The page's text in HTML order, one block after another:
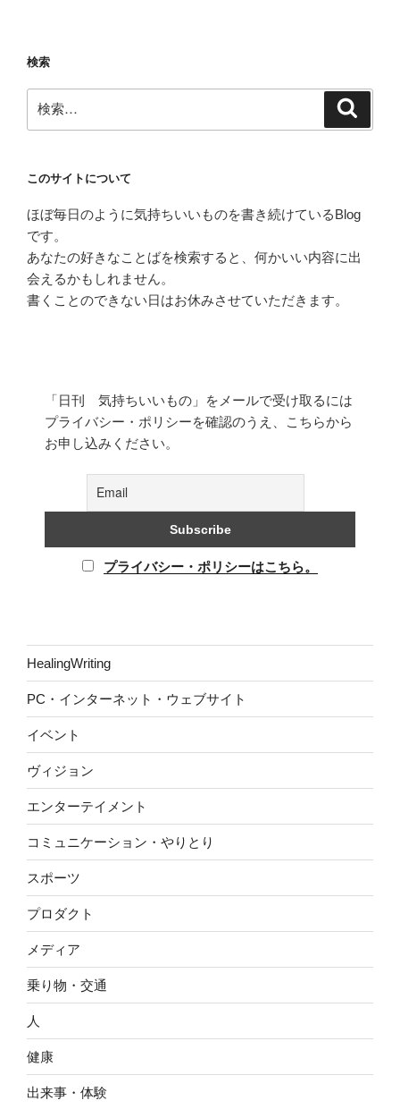
検索
索:
このサイトについて
ほぼ毎日のように気持ちいいものを書き続けているBlog
です。
あなたの好きなことばを検索すると、何かいい内容に出
会えるかもしれません。
書くことのできない日はお休みさせていただきます。
「日刊 気持ちいいもの」をメールで受け取るには
プライバシー・ポリシーを確認のうえ、こちらから
お申し込みください。
プライバシー・ポリシーはこちら。
HealingWriting
PC・インターネット・ウェブサイト
イベント
ヴィジョン
エンターテイメント
コミュニケーション・やりとり
スポーツ
プロダクト
メディア
乗り物・交通
人
健康
出来事・体験